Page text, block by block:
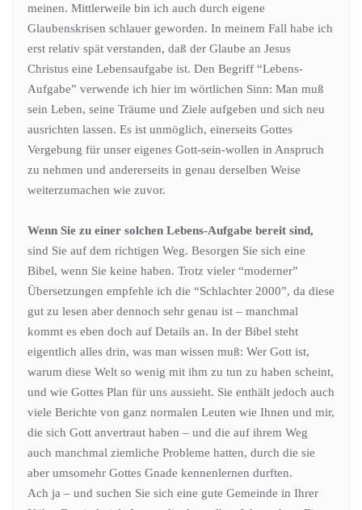
meinen. Mittlerweile bin ich auch durch eigene
Glaubenskrisen schlauer geworden. In meinem Fall habe ich
erst relativ spät verstanden, daß der Glaube an Jesus
Christus eine Lebensaufgabe ist. Den Begriff “Lebens-
Aufgabe” verwende ich hier im wörtlichen Sinn: Man muß
sein Leben, seine Träume und Ziele aufgeben und sich neu
ausrichten lassen. Es ist unmöglich, einerseits Gottes
Vergebung für unser eigenes Gott-sein-wollen in Anspruch
zu nehmen und andererseits in genau derselben Weise
weiterzumachen wie zuvor.
Wenn Sie zu einer solchen Lebens-Aufgabe bereit sind,
sind Sie auf dem richtigen Weg. Besorgen Sie sich eine
Bibel, wenn Sie keine haben. Trotz vieler “moderner”
Übersetzungen empfehle ich die “Schlachter 2000”, da diese
gut zu lesen aber dennoch sehr genau ist – manchmal
kommt es eben doch auf Details an. In der Bibel steht
eigentlich alles drin, was man wissen muß: Wer Gott ist,
warum diese Welt so wenig mit ihm zu tun zu haben scheint,
und wie Gottes Plan für uns aussieht. Sie enthält jedoch auch
viele Berichte von ganz normalen Leuten wie Ihnen und mir,
die sich Gott anvertraut haben – und die auf ihrem Weg
auch manchmal ziemliche Probleme hatten, durch die sie
aber umsomehr Gottes Gnade kennenlernen durften.
Ach ja – und suchen Sie sich eine gute Gemeinde in Ihrer